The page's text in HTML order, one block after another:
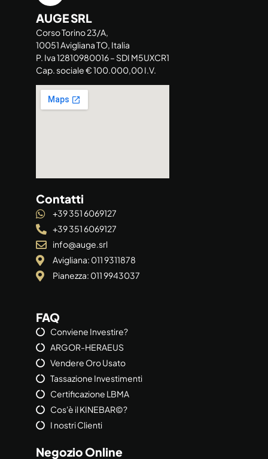
AUGE SRL
Corso Torino 23/A,
10051 Avigliana TO, Italia
P. Iva 12810980016 – SDI M5UXCR1
Cap. sociale € 100.000,00 I.V.
Contatti
+39 351 6069127
+39 351 6069127
info@auge.srl
Avigliana: 011 9311878
Pianezza: 011 9943037
FAQ
Conviene Investire?
ARGOR-HERAEUS
Vendere Oro Usato
Tassazione Investimenti
Certificazione LBMA
Cos'è il KINEBAR©?
I nostri Clienti
Negozio Online